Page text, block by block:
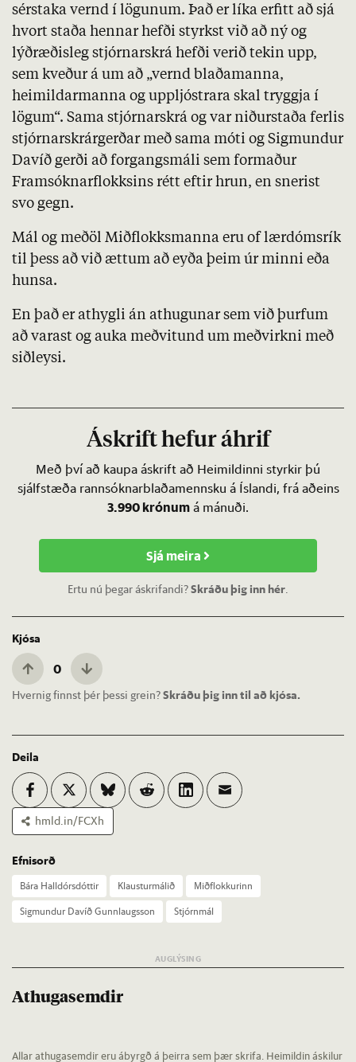
sérstaka vernd í lögunum. Það er líka erfitt að sjá
hvort staða hennar hefði styrkst við að ný og
lýðræðisleg stjórnarskrá hefði verið tekin upp,
sem kveður á um að „vernd blaðamanna,
heimildarmanna og uppljóstrara skal tryggja í
lögum“. Sama stjórnarskrá og var niðurstaða ferlis
stjórnarskrárgerðar með sama móti og Sigmundur
Davíð gerði að forgangsmáli sem formaður
Framsóknarflokksins rétt eftir hrun, en snerist
svo gegn.
Mál og meðöl Miðflokksmanna eru of lærdómsrík
til þess að við ættum að eyða þeim úr minni eða
hunsa.
En það er athygli án athugunar sem við þurfum
að varast og auka meðvitund um meðvirkni með
siðleysi.
Áskrift hefur áhrif
Með því að kaupa áskrift að Heimildinni styrkir þú
sjálfstæða rannsóknarblaðamennsku á Íslandi, frá aðeins
3.990 krónum á mánuði.
Sjá meira
Ertu nú þegar áskrifandi?Skráðu þig inn hér.
Kjósa
0
Hvernig finnst þér þessi grein?Skráðu þig inn til að kjósa.
Deila
hmld.in/FCXh
Efnisorð
Bára Hall­dórs­dótt­ir Klaust­ur­mál­ið
Mið­flokk­ur­inn
Sig­mund­ur Dav­íð Gunn­laugs­son
Stjórn­mál
Athugasemdir
Allar athugasemdir eru ábyrgð á þeirra sem þær skrifa. Heimildin áskilur